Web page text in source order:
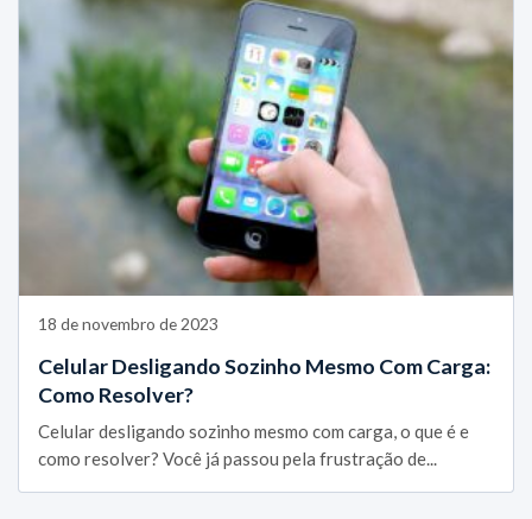
18 de novembro de 2023
Celular Desligando Sozinho Mesmo Com Carga:
Como Resolver?
Celular desligando sozinho mesmo com carga, o que é e
como resolver? Você já passou pela frustração de...